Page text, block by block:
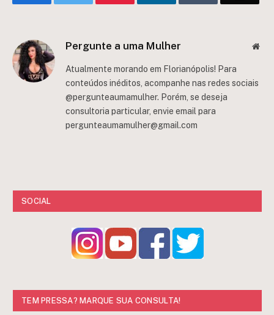
Pergunte a uma Mulher
Atualmente morando em Florianópolis! Para
conteúdos inéditos, acompanhe nas redes sociais
@pergunteaumamulher. Porém, se deseja
consultoria particular, envie email para
pergunteaumamulher@gmail.com
SOCIAL
TEM PRESSA? MARQUE SUA CONSULTA!